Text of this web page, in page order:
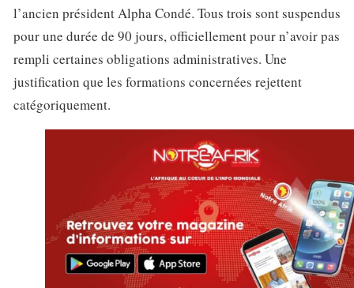
l’ancien président Alpha Condé. Tous trois sont suspendus
pour une durée de 90 jours, officiellement pour n’avoir pas
rempli certaines obligations administratives. Une
justification que les formations concernées rejettent
catégoriquement.